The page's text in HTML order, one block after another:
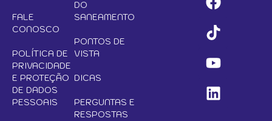
FALE
CONOSCO
POLÍTICA DE
PRIVACIDADE
E PROTEÇÃO
DE DADOS
PESSOAIS
DO
SANEAMENTO
PONTOS DE
VISTA
DICAS
PERGUNTAS E
RESPOSTAS